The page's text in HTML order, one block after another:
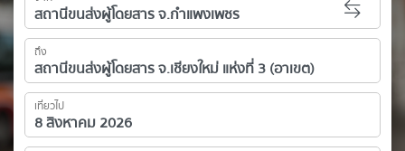
ถึง
เที่ยวไป